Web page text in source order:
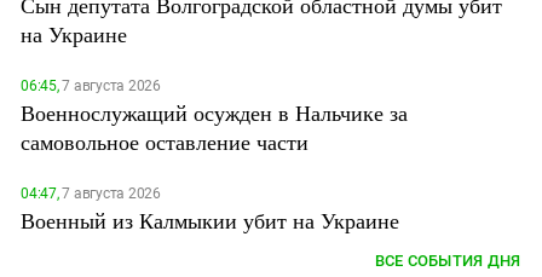
на Украине
06:45,7 августа 2026
Военнослужащий осужден в Нальчике за
самовольное оставление части
04:47,7 августа 2026
Военный из Калмыкии убит на Украине
ВСЕ СОБЫТИЯ ДНЯ